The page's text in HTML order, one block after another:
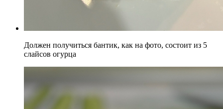
Должен получиться бантик, как на фото, состоит из 5
слайсов огурца